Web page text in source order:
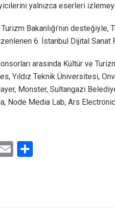
yalnızca eserleri
Turizm Bakanlığı’nın
6. İstanbul Dijital Sanat
arasında Kültür ve
Yıldız Teknik Üniversitesi,
Monster, Sultangazi
Node Media Lab, Ars
E